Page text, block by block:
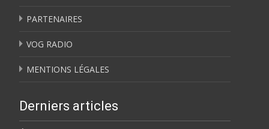
PARTENAIRES
VOG RADIO
MENTIONS LÉGALES
Derniers articles